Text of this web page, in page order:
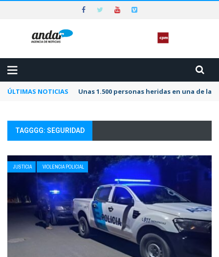
ÚLTIMAS NOTICIAS Unas 1.500 personas heridas en una de
TAGGGG: SEGURIDAD
JUSTICIA VIOLENCIA POLICIAL